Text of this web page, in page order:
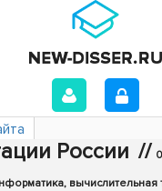
России //
вычислительная